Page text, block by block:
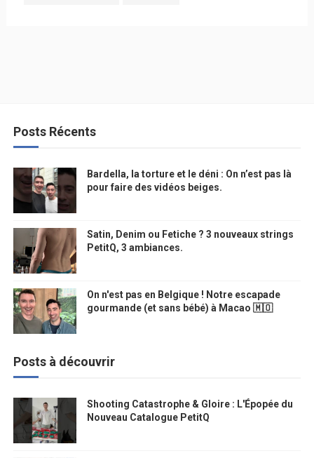
Posts Récents
Bardella, la torture et le déni : On n’est pas là
pour faire des vidéos beiges.
Satin, Denim ou Fetiche ? 3 nouveaux strings
PetitQ, 3 ambiances.
On n'est pas en Belgique ! Notre escapade
gourmande (et sans bébé) à Macao 🇲🇴
Posts à découvrir
Shooting Catastrophe & Gloire : L'Épopée du
Nouveau Catalogue PetitQ